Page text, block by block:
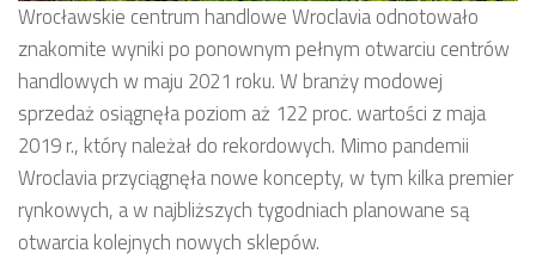
Wrocławskie centrum handlowe Wroclavia odnotowało
znakomite wyniki po ponownym pełnym otwarciu centrów
handlowych w maju 2021 roku. W branży modowej
sprzedaż osiągnęła poziom aż 122 proc. wartości z maja
2019 r., który należał do rekordowych. Mimo pandemii
Wroclavia przyciągnęła nowe koncepty, w tym kilka premier
rynkowych, a w najbliższych tygodniach planowane są
otwarcia kolejnych nowych sklepów.